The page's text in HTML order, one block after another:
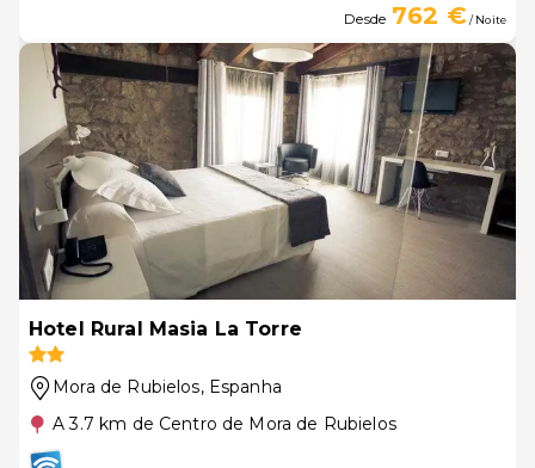
Desde 762 €/ Noite
Hotel Rural Masia La Torre
Mora de Rubielos, Espanha
A 3.7 km de Centro de Mora de Rubielos